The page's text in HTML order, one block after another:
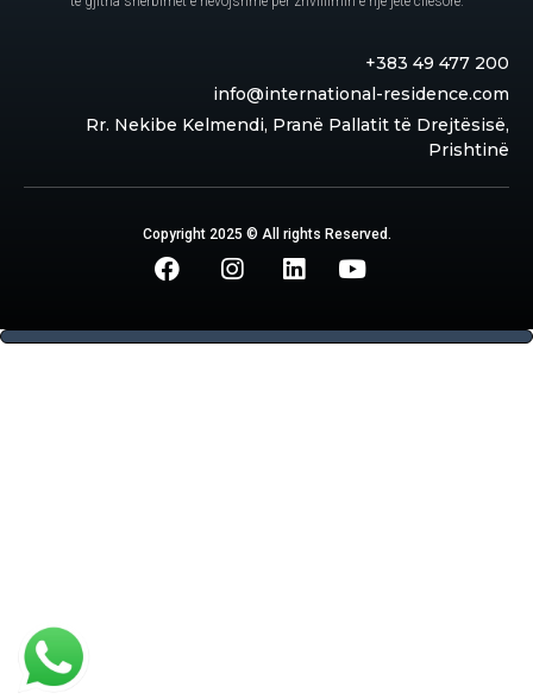
+383 49 477 200
info@international-residence.com
Rr. Nekibe Kelmendi, Pranë Pallatit të Drejtësisë,
Prishtinë
Copyright 2025 © All rights Reserved.